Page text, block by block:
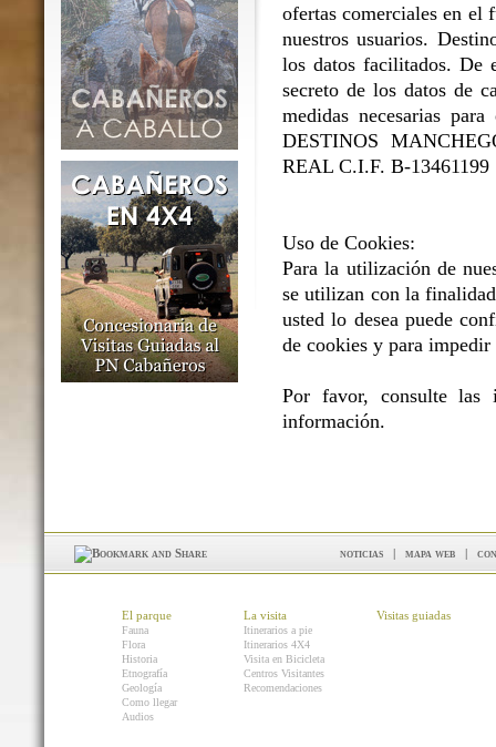
ofertas comerciales en el
nuestros usuarios.
los datos facilitados. De
secreto de los datos de
medidas necesarias
DESTINOS
REAL C.I.F. B-13461199
Uso de Cookies:
Para la utilización de
se utilizan con la
usted lo desea puede
de cookies y para
Por favor, consulte las
información.
noticias | mapa web |
El parque
Fauna
Flora
Historia
Etnografía
Geología
Como llegar
Audios
La visita
Itinerarios a pie
Itinerarios 4X4
Visita en Bicicleta
Centros Visitantes
Recomendaciones
Visitas guiadas